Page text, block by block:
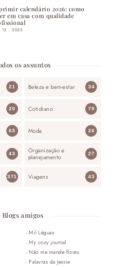
calendário 2026: como
em casa com qualidade
12 . 2025
os assuntos
21 Beleza e bem-estar 34
20 Cotidiano 79
65 Moda 26
43
Organização e
planejamento
27
371 Viagens 43
Blogs amigos
Mil Léguas
My cozy journal
Não me mande flores
Palavras da Jessie